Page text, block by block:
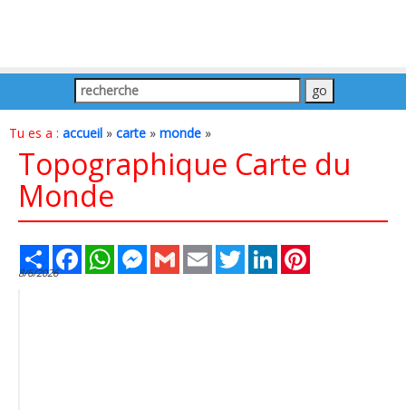
Tu es a : accueil » carte » monde »
Topographique Carte du
Monde
Share FacebookWhatsAppMessenger
Gmail Email TwitterLinkedIn
8/6/2026